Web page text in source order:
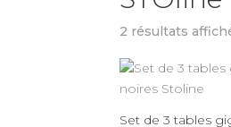
2 résultats
Set de 3 tables